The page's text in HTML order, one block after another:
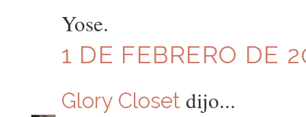
Yose.
1 DE FEBRERO DE
Glory Closet dijo...